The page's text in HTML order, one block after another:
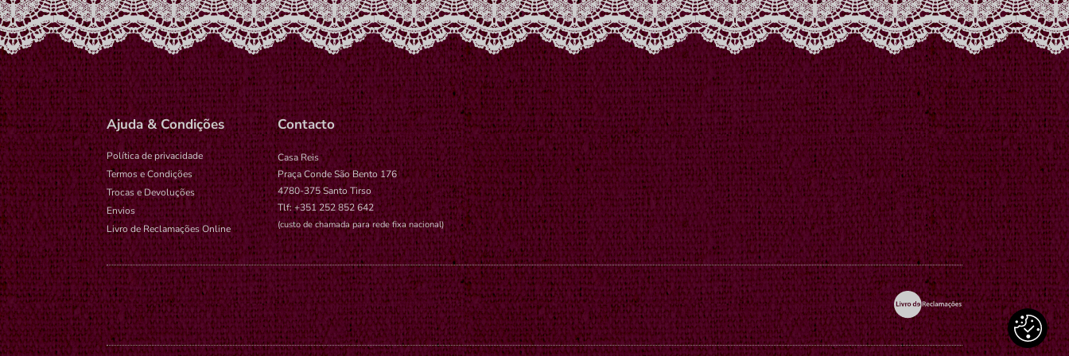
Ajuda & Condições
Política de privacidade
Termos e Condições
Trocas e Devoluções
Envios
Livro de Reclamações Online
Contacto
Casa Reis
Praça Conde São Bento 176
4780-375 Santo Tirso
Tlf: +351 252 852 642
(custo de chamada para rede fixa nacional)